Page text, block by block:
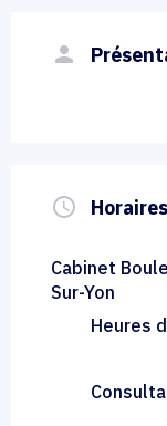
person
query_builder
Cabinet
Sur-Yon
Heures